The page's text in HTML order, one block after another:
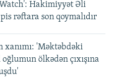
Hakimiyyət Əli
rəftara son qoymalıdır
xanımı: 'Məktəbdəki
ölkədən çıxışına